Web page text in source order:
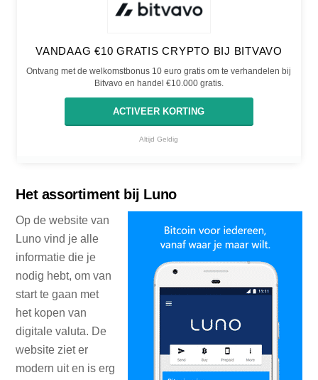
VANDAAG €10 GRATIS CRYPTO BIJ BITVAVO
Ontvang met de welkomstbonus 10 euro gratis om te verhandelen bij
Bitvavo en handel €10.000 gratis.
ACTIVEER KORTING
Altijd Geldig
Het assortiment bij Luno
Op de website van
Luno vind je alle
informatie die je
nodig hebt, om van
start te gaan met
het kopen van
digitale valuta. De
website ziet er
modern uit en is erg